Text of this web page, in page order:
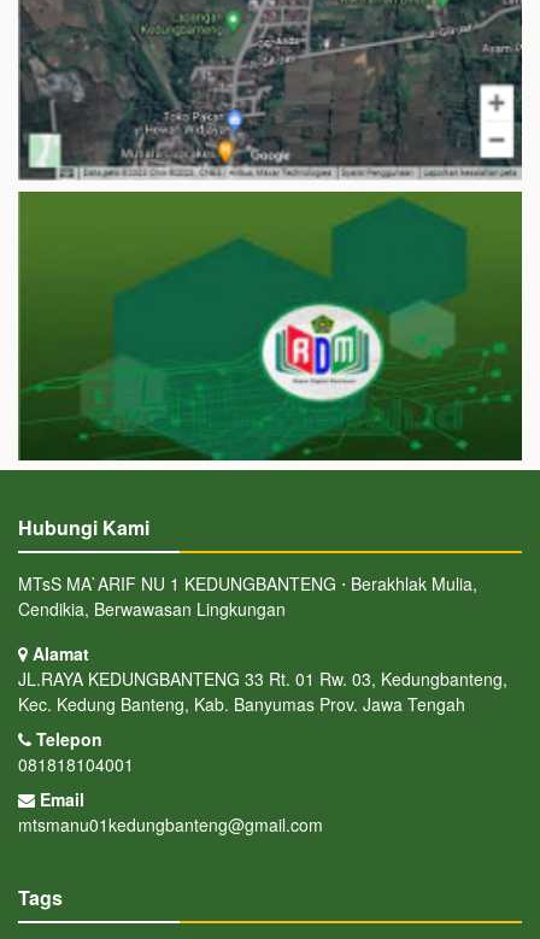
Hubungi Kami
MTsS MA`ARIF NU 1 KEDUNGBANTENG ⋅ Berakhlak Mulia,
Cendikia, Berwawasan Lingkungan
Alamat
JL.RAYA KEDUNGBANTENG 33 Rt. 01 Rw. 03, Kedungbanteng,
Kec. Kedung Banteng, Kab. Banyumas Prov. Jawa Tengah
Telepon
081818104001
Email
mtsmanu01kedungbanteng@gmail.com
Tags